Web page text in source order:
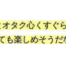
タク心くすぐ
も楽しめそうだ